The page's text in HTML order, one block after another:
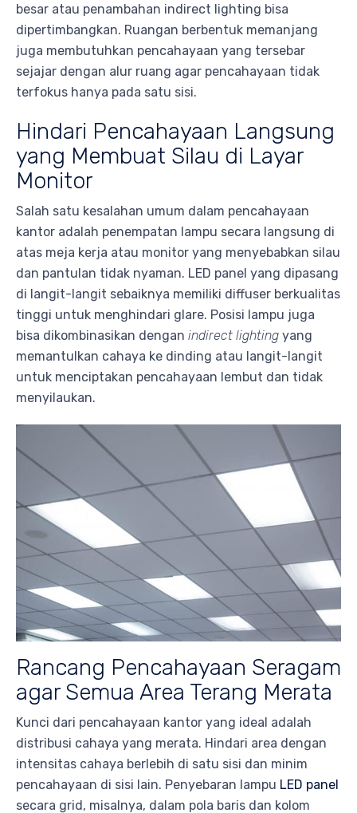
besar atau penambahan indirect lighting bisa
dipertimbangkan. Ruangan berbentuk memanjang
juga membutuhkan pencahayaan yang tersebar
sejajar dengan alur ruang agar pencahayaan tidak
terfokus hanya pada satu sisi.
Hindari Pencahayaan Langsung
yang Membuat Silau di Layar
Monitor
Salah satu kesalahan umum dalam pencahayaan
kantor adalah penempatan lampu secara langsung di
atas meja kerja atau monitor yang menyebabkan silau
dan pantulan tidak nyaman. LED panel yang dipasang
di langit-langit sebaiknya memiliki diffuser berkualitas
tinggi untuk menghindari glare. Posisi lampu juga
bisa dikombinasikan dengan indirect lighting yang
memantulkan cahaya ke dinding atau langit-langit
untuk menciptakan pencahayaan lembut dan tidak
menyilaukan.
Rancang Pencahayaan Seragam
agar Semua Area Terang Merata
Kunci dari pencahayaan kantor yang ideal adalah
distribusi cahaya yang merata. Hindari area dengan
intensitas cahaya berlebih di satu sisi dan minim
pencahayaan di sisi lain. Penyebaran lampu LED panel
secara grid, misalnya, dalam pola baris dan kolom